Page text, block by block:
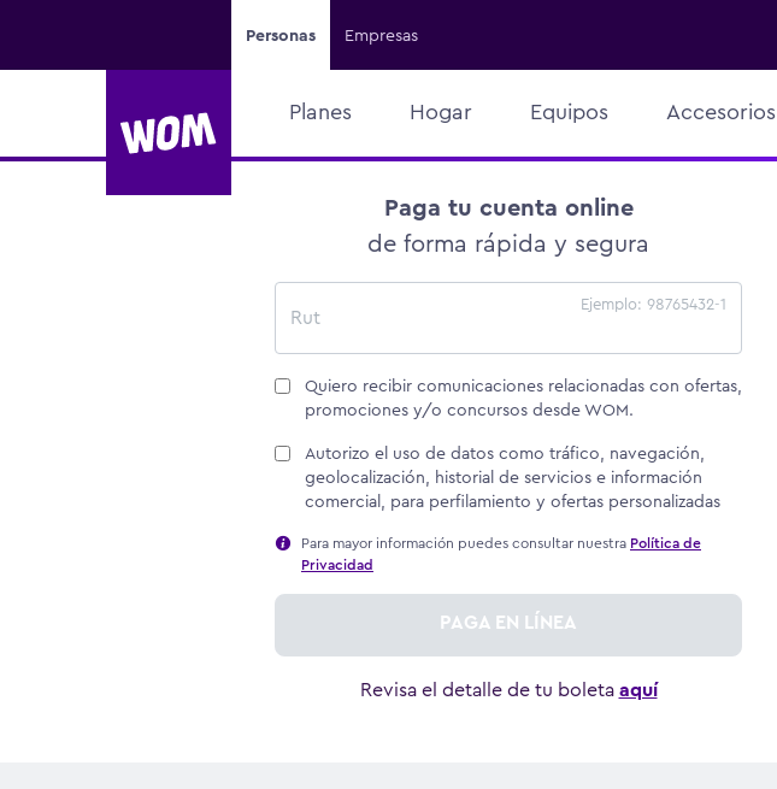
Personas Empresas
Planes Hogar Equipos Accesorios
Paga tu cuenta online
de forma rápida y segura
Rut Ejemplo: 98765432-1
Quiero recibir comunicaciones relacionadas con ofertas,
promociones y/o concursos desde WOM.
Autorizo el uso de datos como tráfico, navegación,
geolocalización, historial de servicios e información
comercial, para perfilamiento y ofertas personalizadas
Para mayor información puedes consultar nuestra Política de
Privacidad
PAGA EN LÍNEA
Revisa el detalle de tu boletaaquí